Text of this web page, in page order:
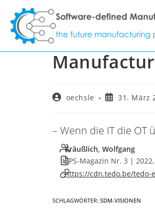
Inhalt
springen
Beitrags-
oechsle
Beitrag31. März
– Wenn die IT die OT
Kräußlich, Wolfgang
SPS-Magazin Nr. 3 |
https://cdn.tedo.be/tedo-
SCHLAGWÖRTER: SDM-VISIONEN